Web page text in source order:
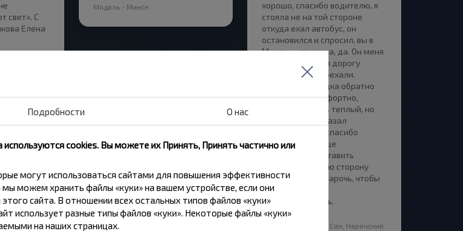
свет». С
Елена
Мядель - Минск
хорошо, спасибо водителю, я
стояла не на той стороне
откуда ехал автобус, он
остановился и спросил, вы в
Минск, ч ответила, да. Он меня
подождал пока я дорогу
перешла и мы поехали.
Спасибо. А поездка обратно
была не так комфортно,
автобус не очень теплый, но
остановку подсказал
водитель, тоже спасибо
водителю, вообще
необходимо поставить
указатель в какую сторону
Минск, а какую Нарочь, чтобы
люди приезжие
ориентировались.
5,0
Минск - Белая Русь Сан, Нарочский
Подробности О нас
используются cookies. Вы можете их Принять, Принять частично или
могут использоваться сайтами для повышения эффективности
можем хранить файлы «куки» на вашем устройстве, если они
сайта. В отношении всех остальных типов файлов «куки»
использует разные типы файлов «куки». Некоторые файлы «куки»
на наших страницах.